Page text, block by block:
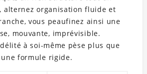
alternez organisation fluide et
vous peaufinez ainsi une
mouvante, imprévisible.
à soi-même pèse plus que
formule rigide.